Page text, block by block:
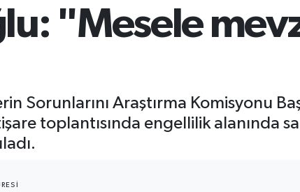
"Mesele
Sorunlarını Araştırma Komisyonu
toplantısında engellilik alanında